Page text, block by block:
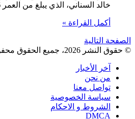
خالد السناني، الذي يبلغ من العمر 36 عاماً، ليكون أول…
أكمل القراءة »
الصفحة التالية
© حقوق النشر 2026، جميع الحقوق محفوظة |
آخر الأخبار
من نحن
تواصل معنا
سياسة الخصوصية
الشروط و الاحكام
DMCA